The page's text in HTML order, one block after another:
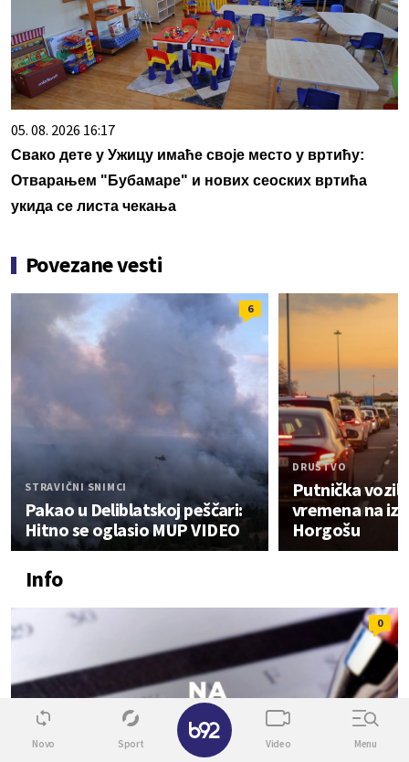
05. 08. 2026 16:17
Свако дете у Ужицу имаће своје место у вртићу:
Отварањем "Бубамаре" и нових сеоских вртића
укида се листа чекања
Povezane vesti
6
STRAVIČNI SNIMCI
Pakao u Deliblatskoj peščari:
Hitno se oglasio MUP VIDEO
DRUŠTVO
Putnička
vremena na
Horgošu
Info
0
Novo Sport Video Menu
✕